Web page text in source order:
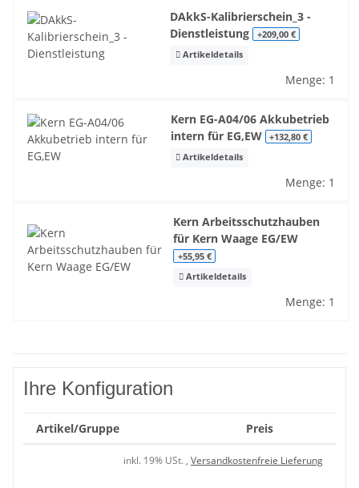
DAkkS-Kalibrierschein_3 -
Dienstleistung +209,00 €
Artikeldetails
Menge: 1
Kern EG-A04/06 Akkubetrieb
intern für EG,EW
+132,80 €
Artikeldetails
Menge: 1
Kern Arbeitsschutzhauben
für Kern Waage EG/EW
+55,95 €
Artikeldetails
Menge: 1
Ihre Konfiguration
Artikel/Gruppe Preis
inkl. 19% USt. , Versandkostenfreie Lieferung